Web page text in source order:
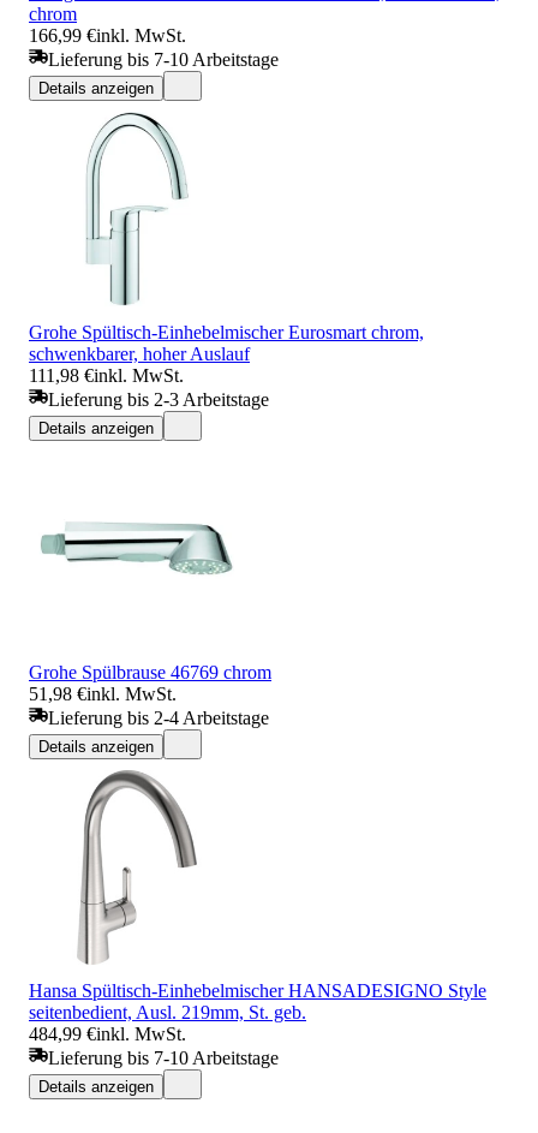
chrom
166,99 €inkl. MwSt.
Lieferung bis 7-10 Arbeitstage
Details anzeigen
Grohe Spültisch-Einhebelmischer Eurosmart chrom,
schwenkbarer, hoher Auslauf
111,98 €inkl. MwSt.
Lieferung bis 2-3 Arbeitstage
Details anzeigen
Grohe Spülbrause 46769 chrom
51,98 €inkl. MwSt.
Lieferung bis 2-4 Arbeitstage
Details anzeigen
Hansa Spültisch-Einhebelmischer HANSADESIGNO Style
seitenbedient, Ausl. 219mm, St. geb.
484,99 €inkl. MwSt.
Lieferung bis 7-10 Arbeitstage
Details anzeigen